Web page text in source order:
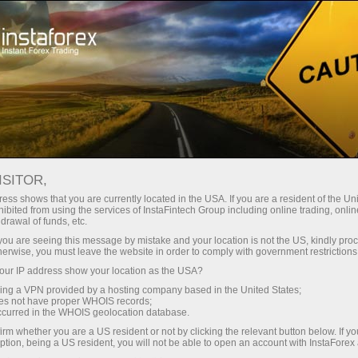
InstaForex के साथ आपको वास्तविक
लीवरेज, मार्केट में बेहतरीन स्प्रेड्स और
कमीशन, और स्टॉक्स व इंडेक्स ट्रेडिंग के लिए
फायदेमंद शर्तें।
छोटे
हर डिपॉजिट पर
30% बोनस
ट्रेडिंग में
और हाईवे पर गति
shows that you are currently located in the USA. If you are a resident of the
from using the services of InstaFintech Group including online trading,
of funds, etc.
are seeing this message by mistake and your location is not the US, kindly
you must leave the website in order to comply with government
IP address show your location as the USA?
a VPN provided by a hosting company based in the United States;
not have proper WHOIS records;
in the WHOIS geolocation database.
whether you are a US resident or not by clicking the relevant button below. If
being a US resident, you will not be able to open an account with InstaForex